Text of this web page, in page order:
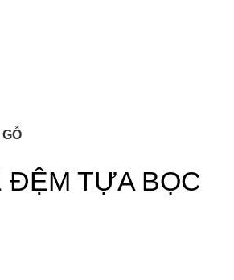
ĐỆM TỰA BỌC